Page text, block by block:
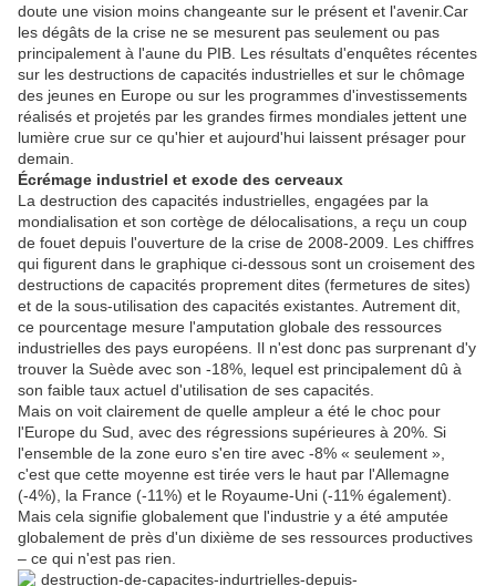
doute une vision moins changeante sur le présent et l'avenir.Car
les dégâts de la crise ne se mesurent pas seulement ou pas
principalement à l'aune du PIB. Les résultats d'enquêtes récentes
sur les destructions de capacités industrielles et sur le chômage
des jeunes en Europe ou sur les programmes d'investissements
réalisés et projetés par les grandes firmes mondiales jettent une
lumière crue sur ce qu'hier et aujourd'hui laissent présager pour
demain.
Écrémage industriel et exode des cerveaux
La destruction des capacités industrielles, engagées par la
mondialisation et son cortège de délocalisations, a reçu un coup
de fouet depuis l'ouverture de la crise de 2008-2009. Les chiffres
qui figurent dans le graphique ci-dessous sont un croisement des
destructions de capacités proprement dites (fermetures de sites)
et de la sous-utilisation des capacités existantes. Autrement dit,
ce pourcentage mesure l'amputation globale des ressources
industrielles des pays européens. Il n'est donc pas surprenant d'y
trouver la Suède avec son ‑18%, lequel est principalement dû à
son faible taux actuel d'utilisation de ses capacités.
Mais on voit clairement de quelle ampleur a été le choc pour
l'Europe du Sud, avec des régressions supérieures à 20%. Si
l'ensemble de la zone euro s'en tire avec -8% « seulement »,
c'est que cette moyenne est tirée vers le haut par l'Allemagne
(-4%), la France (-11%) et le Royaume-Uni (-11% également).
Mais cela signifie globalement que l'industrie y a été amputée
globalement de près d'un dixième de ses ressources productives
– ce qui n'est pas rien.